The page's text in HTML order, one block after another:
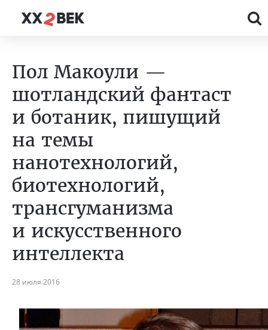
Пол Макоули —
шотландский фантаст
и ботаник, пишущий
на темы
нанотехнологий,
биотехнологий,
трансгуманизма
и искусственного
интеллекта
28 июля 2016